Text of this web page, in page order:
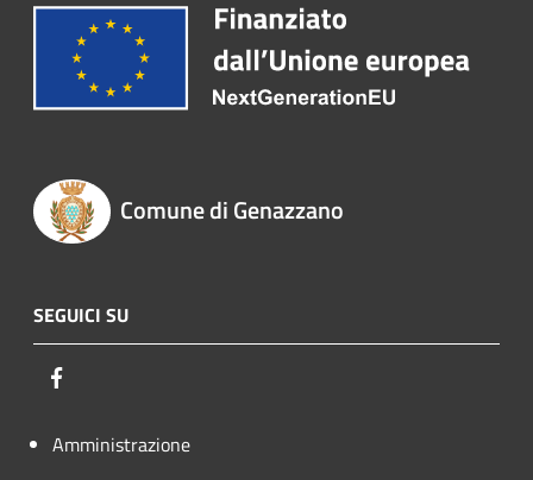
Comune di Genazzano
SEGUICI SU
Amministrazione